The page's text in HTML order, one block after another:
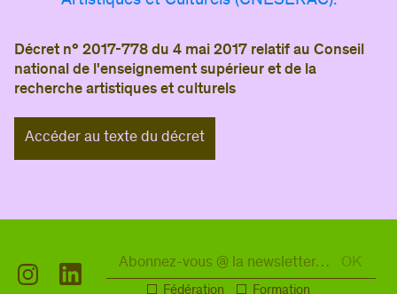
Si vous avez déjà déposé une annonce,
Mot de passe
Se connecter
Décret n° 2017-778 du 4 mai 2017 relatif au Conseil
national de l'enseignement supérieur et de la
recherche artistiques et culturels
Accéder au texte du décret